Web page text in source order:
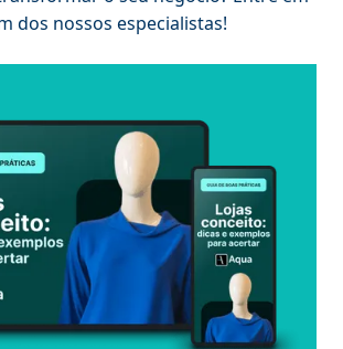
dos nossos especialistas!